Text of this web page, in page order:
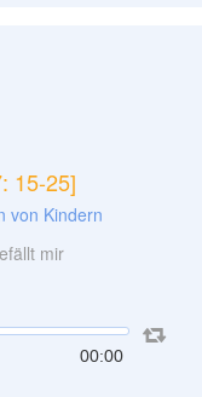
15-25]
von Kindern
mir
00:00